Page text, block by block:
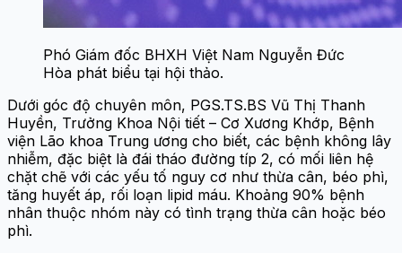
Phó Giám đốc BHXH Việt Nam Nguyễn Đức
Hòa phát biểu tại hội thảo.
Dưới góc độ chuyên môn, PGS.TS.BS Vũ Thị Thanh
Huyền, Trưởng Khoa Nội tiết – Cơ Xương Khớp, Bệnh
viện Lão khoa Trung ương cho biết, các bệnh không lây
nhiễm, đặc biệt là đái tháo đường típ 2, có mối liên hệ
chặt chẽ với các yếu tố nguy cơ như thừa cân, béo phì,
tăng huyết áp, rối loạn lipid máu. Khoảng 90% bệnh
nhân thuộc nhóm này có tình trạng thừa cân hoặc béo
phì.